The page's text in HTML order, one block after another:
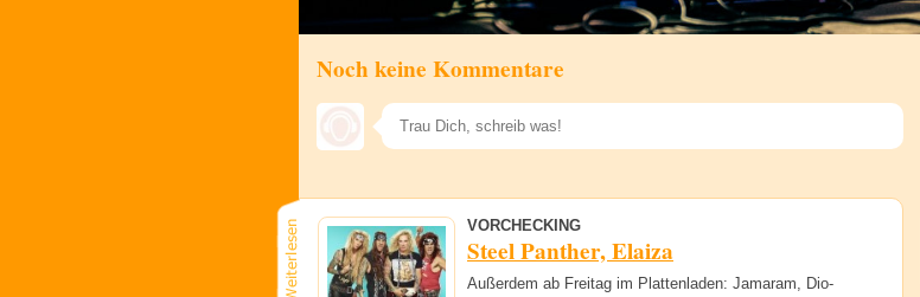
Noch keine Kommentare
VORCHECKING
Steel Panther, Elaiza
Außerdem ab Freitag im Plattenladen: Jamaram, Dio-